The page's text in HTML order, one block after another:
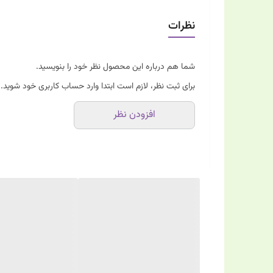
نظرات
شما هم درباره این محصول نظر خود را بنویسید.
برای ثبت نظر، لازم است ابتدا وارد حساب کاربری خود شوید.
افزودن نظر